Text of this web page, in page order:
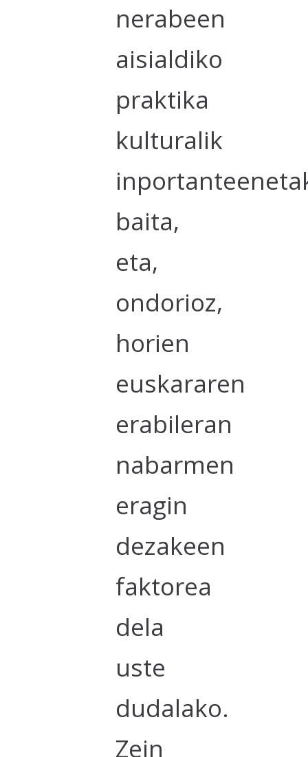
nerabeen
aisialdiko
praktika
kulturalik
baita,
eta,
ondorioz,
horien
euskararen
erabileran
nabarmen
eragin
dezakeen
faktorea
dela
uste
dudalako.
Zein